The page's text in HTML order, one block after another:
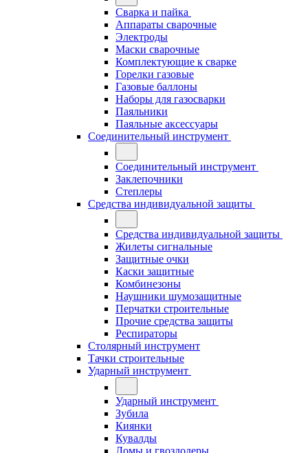
Сварка и пайка
Аппараты сварочные
Электроды
Маски сварочные
Комплектующие к сварке
Горелки газовые
Газовые баллоны
Наборы для газосварки
Паяльники
Паяльные аксессуары
Соединительный инструмент
Соединительный инструмент
Заклепочники
Степлеры
Средства индивидуальной защиты
Средства индивидуальной защиты
Жилеты сигнальные
Защитные очки
Каски защитные
Комбинезоны
Наушники шумозащитные
Перчатки строительные
Прочие средства защиты
Респираторы
Столярный инструмент
Тачки строительные
Ударный инструмент
Ударный инструмент
Зубила
Киянки
Кувалды
Ломы и гвоздодеры